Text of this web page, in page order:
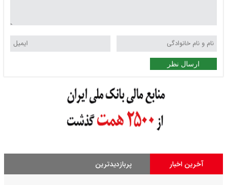
ارسال نظر
آخرین اخبار پربازدیدترین